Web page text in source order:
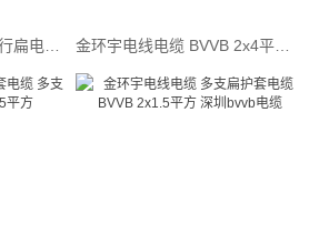
金环宇电线电缆 bvvb平行扁电缆BVVB 2x6平方 家用多支软电缆 金环宇电线电缆 BVVB 2x4平方 bvvb电缆 多支铜芯扁护套软电缆